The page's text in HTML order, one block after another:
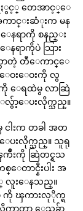
႔ႏွင့္ တေအာင့္ေ
ေကာင္းဆံုးက မန
ေနရာကို စနည္း
နရာကိုပဲ သြား
လာတဲ့ တီေကာင္ေ
ပ္ေဝးေဝးကို လွ
ကို ေရထဲမွ လာဆြဲ
ာ့ေပးလိုက္သည္။
ငါးက တခါ အတ
ပးလိုက္သည္။ သူရု
ကိဳးကို ဆြဲတင္ရသ
ေတာင္နီးပါး အ
လူးေနသည္။
ာ ကို ၾကားလုိုက္ရ
က္လာတာ ေသခ်ာ